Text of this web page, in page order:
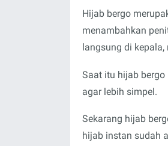
Hijab bergo
menambahkan
langsung di
Saat itu hijab bergo
agar lebih simpel.
Sekarang hijab
hijab instan sudah